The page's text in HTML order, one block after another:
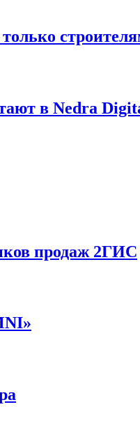
в Nedra
продаж 2ГИС